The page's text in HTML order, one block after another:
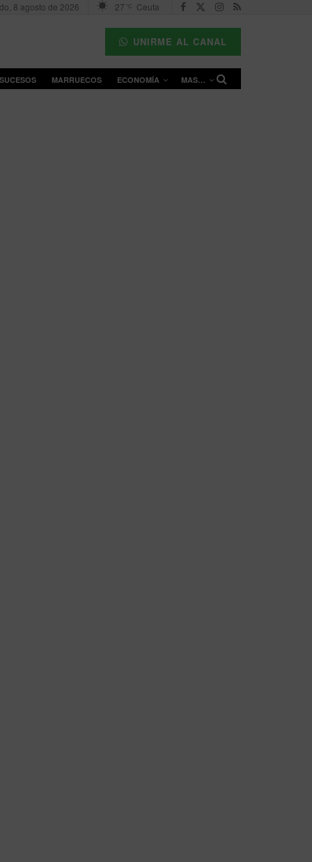
8 agosto de 2026 27 °C Ceuta
UNIRME AL CANAL
MARRUECOS ECONOMÍA MAS…